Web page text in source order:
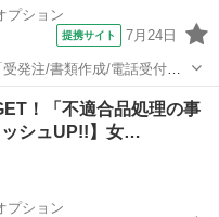
プション
提携サイト 7月24日
発注/書類作成/電話受付デ
!】プライベートも充実♪土
！「不適合品処理の事
シュUP!!】女…
プション